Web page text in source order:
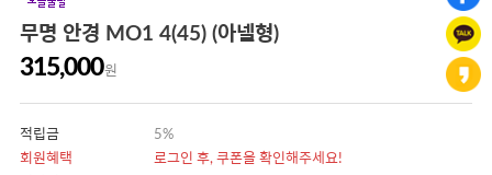
무명 안경 MO1 4(45) (아넬형)
315,000원
적립금
5%
회원혜택
로그인 후, 쿠폰을 확인해주세요!